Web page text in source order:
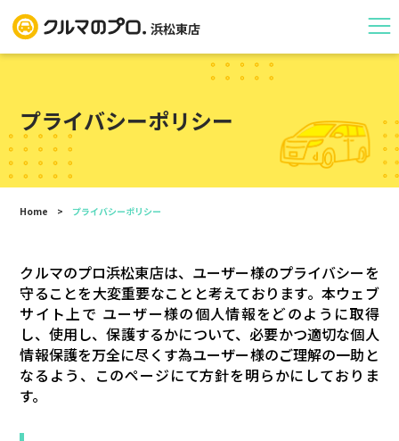
浜松東店
プライバシーポリシー
Home > プライバシーポリシー
クルマのプロ浜松東店は、ユーザー様のプライバシーを
守ることを大変重要なことと考えております。本ウェブ
サイト上で ユーザー様の個人情報をどのように取得
し、使用し、保護するかについて、必要かつ適切な個人
情報保護を万全に尽くす為ユーザー様のご理解の一助と
なるよう、このページにて方針を明らかにしておりま
す。